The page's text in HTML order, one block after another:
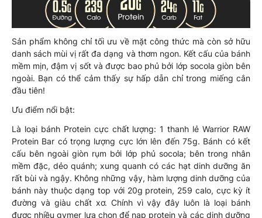
Sản phẩm không chỉ tối ưu về mặt công thức mà còn sở hữu
danh sách mùi vị rất đa dạng và thơm ngon. Kết cấu của bánh
mềm mịn, đậm vị sốt và được bao phủ bởi lớp socola giòn bên
ngoài. Bạn có thể cảm thấy sự hấp dẫn chỉ trong miếng cắn
đầu tiên!
Ưu điểm nổi bật:
Là loại bánh Protein cực chất lượng: 1 thanh lẻ Warrior RAW
Protein Bar có trọng lượng cực lớn lên đến 75g. Bánh có kết
cấu bên ngoài giòn rụm bởi lớp phủ socola; bên trong nhân
mềm đặc, dẻo quánh; xung quanh có các hạt dinh dưỡng ăn
rất bùi và ngậy. Không những vậy, hàm lượng dinh dưỡng của
bánh này thuộc dạng top với 20g protein, 259 calo, cực kỳ ít
đường và giàu chất xơ. Chính vì vậy đây luôn là loại bánh
được nhiều gymer lựa chọn để nạp protein và các dinh dưỡng